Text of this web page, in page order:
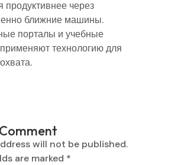
продуктивнее через
ближние машины.
порталы и учебные
технологию для
will not be published.
are marked *